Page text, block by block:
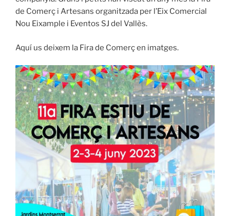
de Comerç i Artesans organitzada per l’Eix Comercial
Nou Eixample i Eventos SJ del Vallès.
Aquí us deixem la Fira de Comerç en imatges.